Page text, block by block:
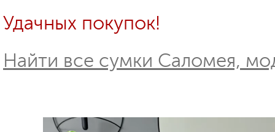
Удачных покупок!
Найти все сумки Саломея,